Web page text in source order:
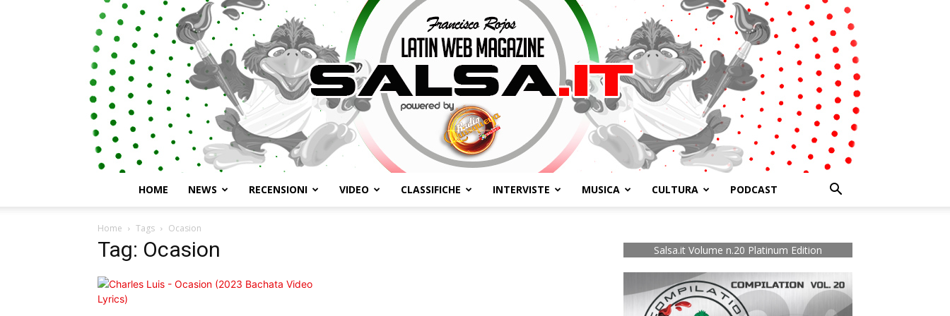
HOME NEWS RECENSIONI VIDEO CLASSIFICHE INTERVISTE MUSICA CULTURA PODCAST
Home Tags Ocasion
Tag: Ocasion Salsa.it Volume n.20 Platinum Edition